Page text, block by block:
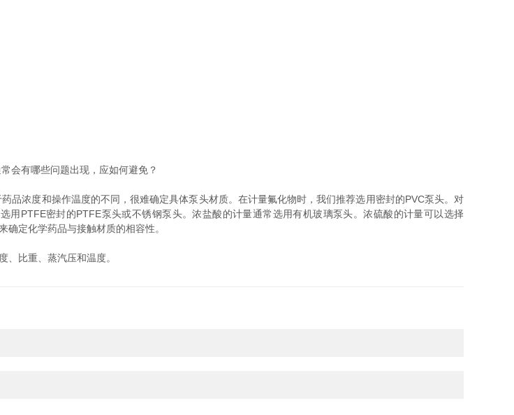
会有哪些问题出现，应如何避免？
浓度和操作温度的不同，很难确定具体泵头材质。在计量氟化物时，我们推荐选用密封的PVC泵头。对
PTFE密封的PTFE泵头或不锈钢泵头。浓盐酸的计量通常选用有机玻璃泵头。浓硫酸的计量可以选择
定化学药品与接触材质的相容性。
比重、蒸汽压和温度。